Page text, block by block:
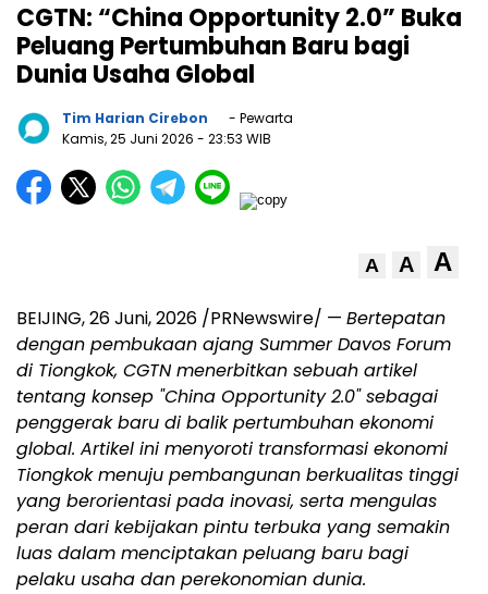
CGTN: “China Opportunity 2.0” Buka
Peluang Pertumbuhan Baru bagi
Dunia Usaha Global
Tim Harian Cirebon
- Pewarta
Kamis, 25 Juni 2026 - 23:53 WIB
A A A
BEIJING,26 Juni, 2026 /PRNewswire/ — Bertepatan
dengan pembukaan ajang Summer Davos Forum
di Tiongkok, CGTN menerbitkan sebuah artikel
tentang konsep "China Opportunity 2.0" sebagai
penggerak baru di balik pertumbuhan ekonomi
global. Artikel ini menyoroti transformasi ekonomi
Tiongkok menuju pembangunan berkualitas tinggi
yang berorientasi pada inovasi, serta mengulas
peran dari kebijakan pintu terbuka yang semakin
luas dalam menciptakan peluang baru bagi
pelaku usaha dan perekonomian dunia.